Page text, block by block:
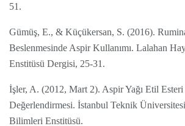
51.
Gümüş, E., & Küçükersan, S. (2016).
Beslenmesinde Aspir Kullanımı. Lalahan
Enstitüsü Dergisi, 25-31.
İşler, A. (2012, Mart 2). Aspir Yağı Etil Esteri
Değerlendirmesi. İstanbul Teknik
Bilimleri Enstitüsü.